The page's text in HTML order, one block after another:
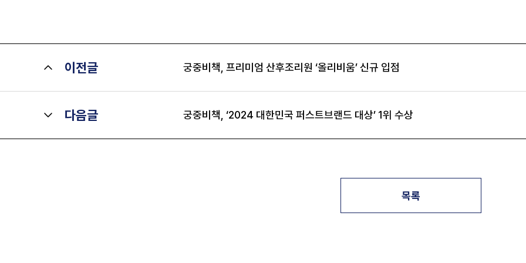
이전글 궁중비책, 프리미엄 산후조리원 ‘올리비움’ 신규 입점
다음글 궁중비책, ‘2024 대한민국 퍼스트브랜드 대상’ 1위 수상
목록